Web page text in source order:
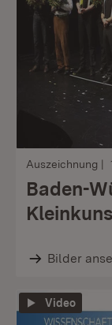
Auszeichnung
Baden-
Bilder
Video